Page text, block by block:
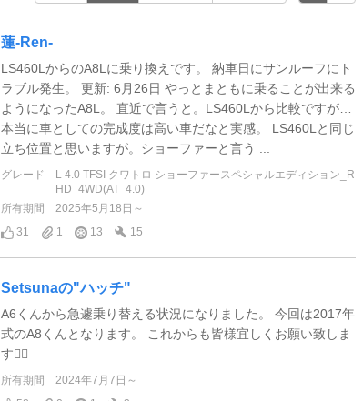
蓮-Ren-
LS460LからのA8Lに乗り換えです。 納車日にサンルーフにト
ラブル発生。 更新: 6月26日 やっとまともに乗ることが出来る
ようになったA8L。 直近で言うと。LS460Lから比較ですが…
本当に車としての完成度は高い車だなと実感。 LS460Lと同じ
立ち位置と思いますが。ショーファーと言う ...
グレード
L 4.0 TFSI クワトロ ショーファースペシャルエディション_R
HD_4WD(AT_4.0)
所有期間
2025年5月18日～
31
1 13 15
Setsunaの"ハッチ"
A6くんから急遽乗り替える状況になりました。 今回は2017年
式のA8くんとなります。 これからも皆様宜しくお願い致しま
す🙇‍♂️
所有期間
2024年7月7日～